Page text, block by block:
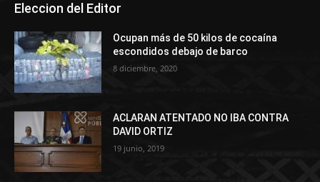
Eleccion del Editor
Ocupan más de 50 kilos de cocaína
escondidos debajo de barco
8 diciembre, 2020
ACLARAN ATENTADO NO IBA CONTRA
DAVID ORTIZ
19 junio, 2019